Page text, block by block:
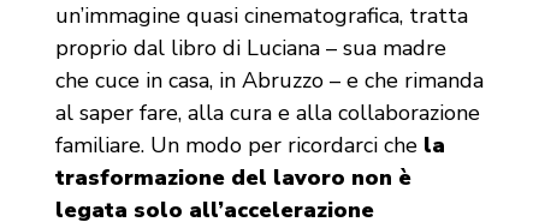
un’immagine quasi cinematografica, tratta
proprio dal libro di Luciana – sua madre
che cuce in casa, in Abruzzo – e che rimanda
al saper fare, alla cura e alla collaborazione
familiare. Un modo per ricordarci che la
trasformazione del lavoro non è
legata solo all’accelerazione